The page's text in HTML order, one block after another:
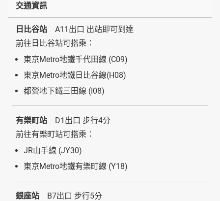
交通資訊
日比谷站 A11出口 出站即可到達
前往日比谷站可搭乘：
東京Metro地鐵千代田線 (C09)
東京Metro地鐵日比谷線(H08)
都營地下鐵三田線 (I08)
有樂町站 D1出口 步行4分
前往有樂町站可搭乘：
JR山手線 (JY30)
東京Metro地鐵有樂町線 (Y18)
銀座站 B7出口 步行5分